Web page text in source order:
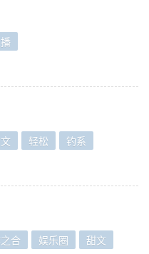
轻松 钓系
合 娱乐圈 甜文